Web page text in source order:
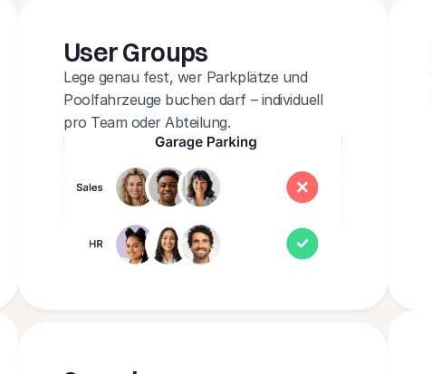
User Groups
Lege genau fest, wer Parkplätze und
Poolfahrzeuge buchen darf – individuell
pro Team oder Abteilung.